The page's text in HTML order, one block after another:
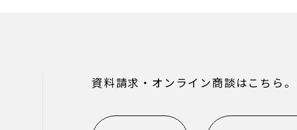
資料請求・オンライン商談はこちら。